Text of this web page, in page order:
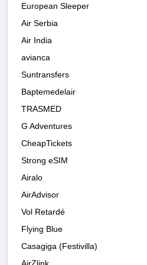
European Sleeper
Air Serbia
Air India
avianca
Suntransfers
Baptemedelair
TRASMED
G Adventures
CheapTickets
Strong eSIM
Airalo
AirAdvisor
Vol Retardé
Flying Blue
Casagiga (Festivilla)
AirZlink